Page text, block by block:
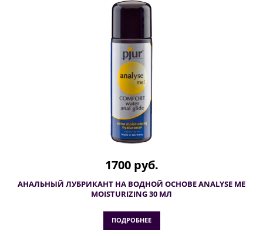
1700 руб.
АНАЛЬНЫЙ ЛУБРИКАНТ НА ВОДНОЙ ОСНОВЕ ANALYSE ME
MOISTURIZING 30 МЛ
ПОДРОБНЕЕ